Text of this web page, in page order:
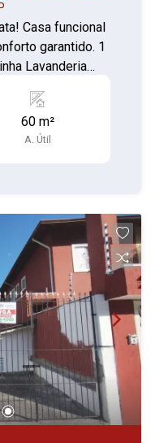
Casa funcional
garantido. 1
preço.
60 m²
A. Útil